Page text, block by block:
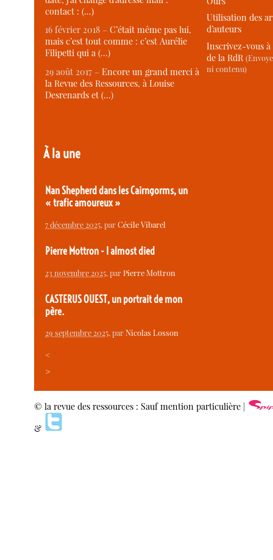
contact : (…)
16 février 2018 –C’était même pas lui,
mais c’est tout comme : c’est Aurélie
Filipetti qui a (…)
29 août 2017 –Encore un grand merci à
la Revue des Ressources, à Louise
Desrenards et (…)
À la une
Nan Shepherd dans les Cairngorms, un
« trafic amoureux »
7 décembre 2025, parCécile Vibarel
Pierre Mottron - I almost died
23 novembre 2025, parPierre Mottron
CASTERUS OUEST, un portrait de mon
père.
29 septembre 2025, parNicolas Losson
<
>
Utilisation des
d’auteurs
Inscrivez-vous
de la RdR
ni contenu)
© la revue des ressources : Sauf mention particulière |
&